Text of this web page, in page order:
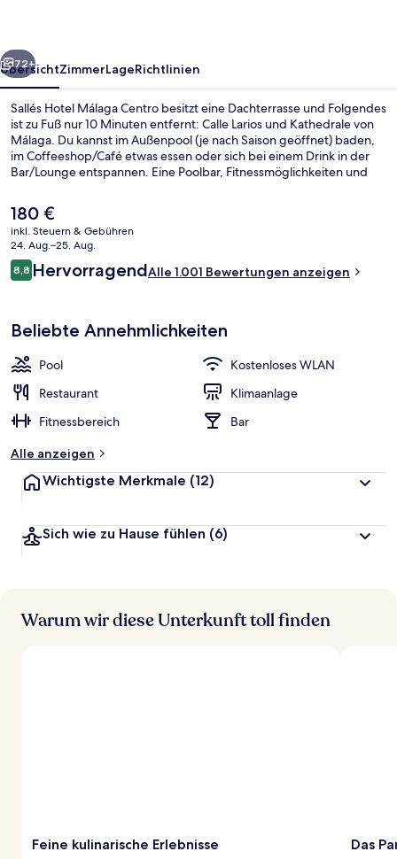
Weiter
72+
ÜbersichtZimmerLageRichtlinien
Sallés Hotel Málaga Centro besitzt eine Dachterrasse und Folgendes
ist zu Fuß nur 10 Minuten entfernt: Calle Larios und Kathedrale von
Málaga. Du kannst im Außenpool (je nach Saison geöffnet) baden,
im Coffeeshop/Café etwas essen oder sich bei einem Drink in der
Bar/Lounge entspannen. Eine Poolbar, Fitnessmöglichkeiten und
hilfsbereite Personal und die Bar. Die Unterkunft ist nur einen
kurzen Fußmarsch von den öffentlichen Verkehrsmitteln entfernt:
Zur U-Bahn läuft man 10 Minuten (Metrostation La Marina) bzw. 10
Minuten (Metrostation Guadalmedina).
Der
aktuelle
Preis
beträgt
180 €.
180 €
inkl. Steuern & Gebühren
24. Aug.–25. Aug.
Bewertungen
8,88,8 von 10.
HervorragendAlle 1.001 Bewertungen anzeigen
Beliebte Annehmlichkeiten
Pool
Kostenloses WLAN
Restaurant
Klimaanlage
Fitnessbereich
Bar
Alle anzeigen
Wichtigste Merkmale (12)
Sich wie zu Hause fühlen (6)
Warum wir diese Unterkunft toll finden
Feine kulinarische Erlebnisse Das